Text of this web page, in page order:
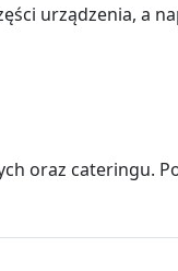
urządzenia, a
oraz cateringu.